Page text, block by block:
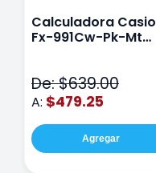
Calculadora Casio
Fx-991Cw-Pk-Mt
De: $639.00
A: $479.25
Agregar